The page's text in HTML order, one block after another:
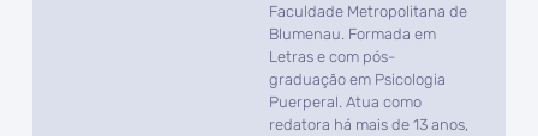
Faculdade Metropolitana de
Blumenau. Formada em
Letras e com pós-
graduação em Psicologia
Puerperal. Atua como
redatora há mais de 13 anos,